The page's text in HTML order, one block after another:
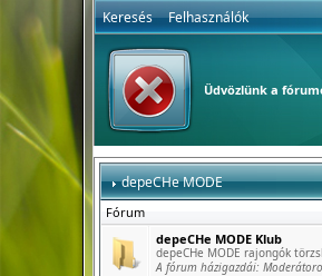
Keresés Felhasználók
Üdvözlünk a
depeCHe MODE
Fórum
depeCHe MODE Klub
depeCHe MODE rajongók
A fórum házigazdái: